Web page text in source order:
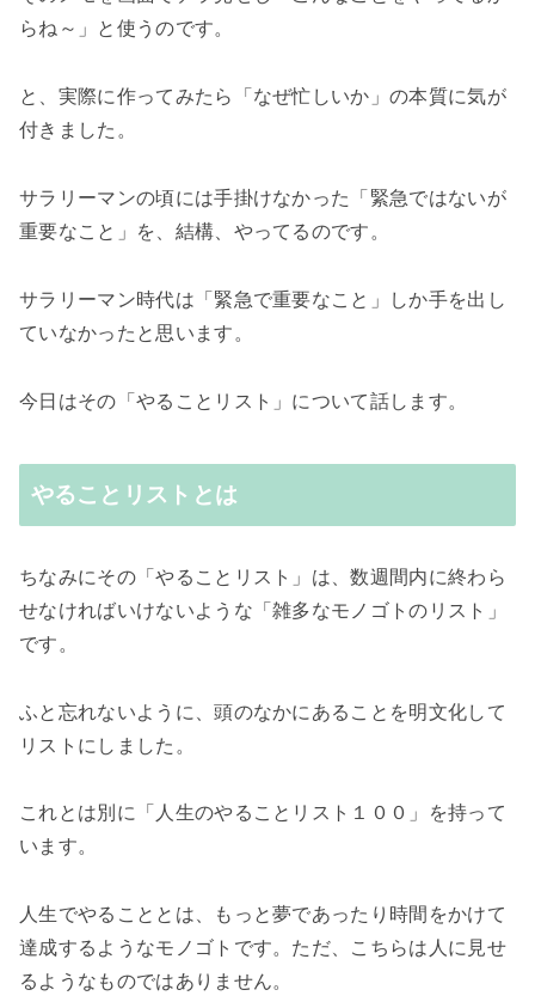
らね～」と使うのです。
と、実際に作ってみたら「なぜ忙しいか」の本質に気が
付きました。
サラリーマンの頃には手掛けなかった「緊急ではないが
重要なこと」を、結構、やってるのです。
サラリーマン時代は「緊急で重要なこと」しか手を出し
ていなかったと思います。
今日はその「やることリスト」について話します。
やることリストとは
ちなみにその「やることリスト」は、数週間内に終わら
せなければいけないような「雑多なモノゴトのリスト」
です。
ふと忘れないように、頭のなかにあることを明文化して
リストにしました。
これとは別に「人生のやることリスト１００」を持って
います。
人生でやることとは、もっと夢であったり時間をかけて
達成するようなモノゴトです。ただ、こちらは人に見せ
るようなものではありません。